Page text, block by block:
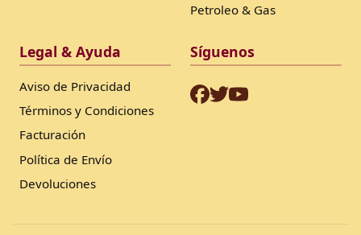
Petroleo & Gas
Legal & Ayuda
Aviso de Privacidad
Términos y Condiciones
Facturación
Política de Envío
Devoluciones
Síguenos